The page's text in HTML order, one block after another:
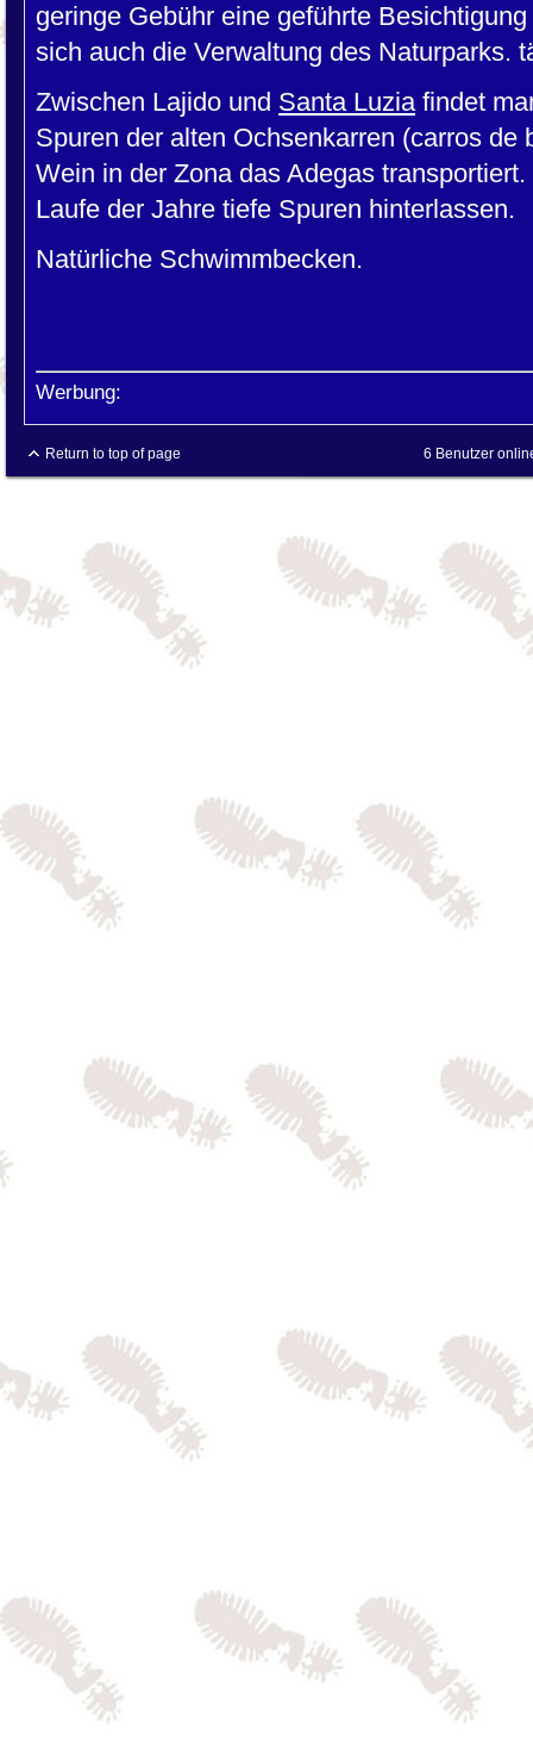
geringe Gebühr eine geführte
sich auch die Verwaltung des Naturparks.
Zwischen Lajido und Santa Luziafindet
Spuren der alten Ochsenkarren (carros de
Wein in der Zona das Adegas
Laufe der Jahre tiefe Spuren hinterlassen.
Natürliche Schwimmbecken.
Werbung:
Return to top of page 6 Benutzer